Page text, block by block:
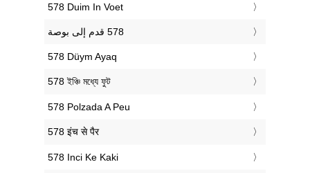
‎578 Duim In Voet
‎578 Düym Ayaq
‎578 ইঞ্চি মধ্যে ফুট
‎578 Polzada A Peu
‎578 इंच से पैर
‎578 Inci Ke Kaki